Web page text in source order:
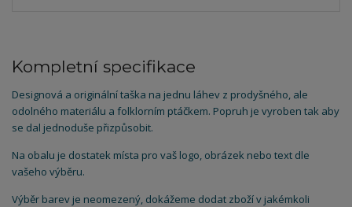
Kompletní specifikace
Designová a originální taška na jednu láhev z prodyšného, ale
odolného materiálu a folklorním ptáčkem. Popruh je vyroben tak aby
se dal jednoduše přizpůsobit.
Na obalu je dostatek místa pro vaš logo, obrázek nebo text dle
vašeho výběru.
Výběr barev je neomezený, dokážeme dodat zboží v jakémkoli